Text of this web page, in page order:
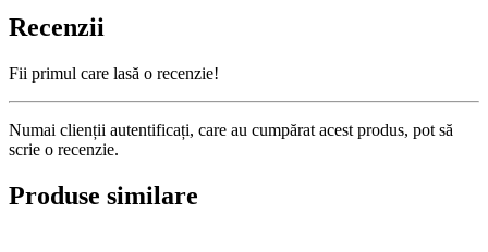
Recenzii
Fii primul care lasă o recenzie!
Numai clienții autentificați, care au cumpărat acest produs, pot să
scrie o recenzie.
Produse similare